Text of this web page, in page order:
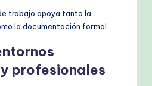
trabajo apoya tanto la
la documentación formal.
profesionales